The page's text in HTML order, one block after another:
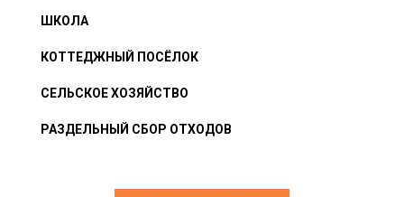
ШКОЛА
КОТТЕДЖНЫЙ ПОСЁЛОК
СЕЛЬСКОЕ ХОЗЯЙСТВО
РАЗДЕЛЬНЫЙ СБОР ОТХОДОВ